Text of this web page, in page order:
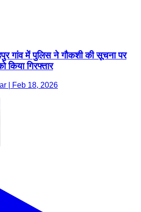
गांव में पुलिस ने गौकशी की सूचना पर
किया गिरफ्तार
| Feb 18, 2026